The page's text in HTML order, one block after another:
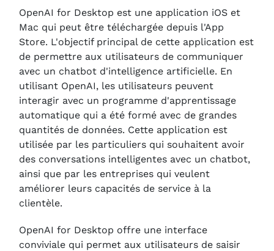
OpenAI for Desktop est une application iOS et
Mac qui peut être téléchargée depuis l'App
Store. L'objectif principal de cette application est
de permettre aux utilisateurs de communiquer
avec un chatbot d'intelligence artificielle. En
utilisant OpenAI, les utilisateurs peuvent
interagir avec un programme d'apprentissage
automatique qui a été formé avec de grandes
quantités de données. Cette application est
utilisée par les particuliers qui souhaitent avoir
des conversations intelligentes avec un chatbot,
ainsi que par les entreprises qui veulent
améliorer leurs capacités de service à la
clientèle.
OpenAI for Desktop offre une interface
conviviale qui permet aux utilisateurs de saisir